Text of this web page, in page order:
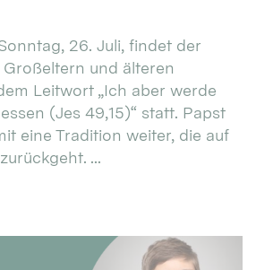
26. Juli, findet der
und älteren
Leitwort „Ich aber werde
(Jes 49,15)“ statt. Papst
eine Tradition weiter, die auf
...